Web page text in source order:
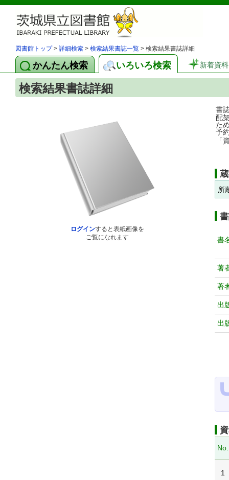
図書館トップ> 詳細検索 > 検索結果書誌一覧 > 検索結果書誌詳細
かんたん検索 いろいろ検索 新着資料
検索結果書誌詳細
ログインすると表紙画像を
ご覧になれます
書
配
た
予
「
所
書
著
著
出
出
No.
1